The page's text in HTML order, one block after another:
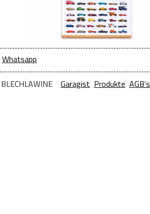
Whatsapp
Garagist Produkte AGB's